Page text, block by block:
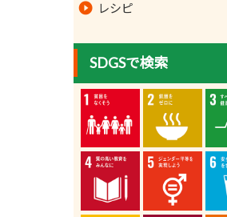
レシピ
SDGSで検索